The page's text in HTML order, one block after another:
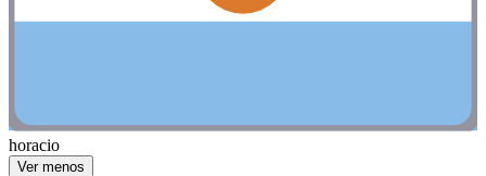
horacio
Ver menos